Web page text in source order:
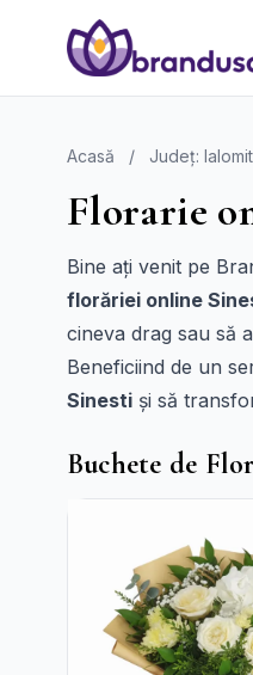
Acasă / Județ:
Florarie
Bine ați venit pe
florăriei online
cineva drag sau să
Beneficiind de un
Sinesti și să
Buchete de